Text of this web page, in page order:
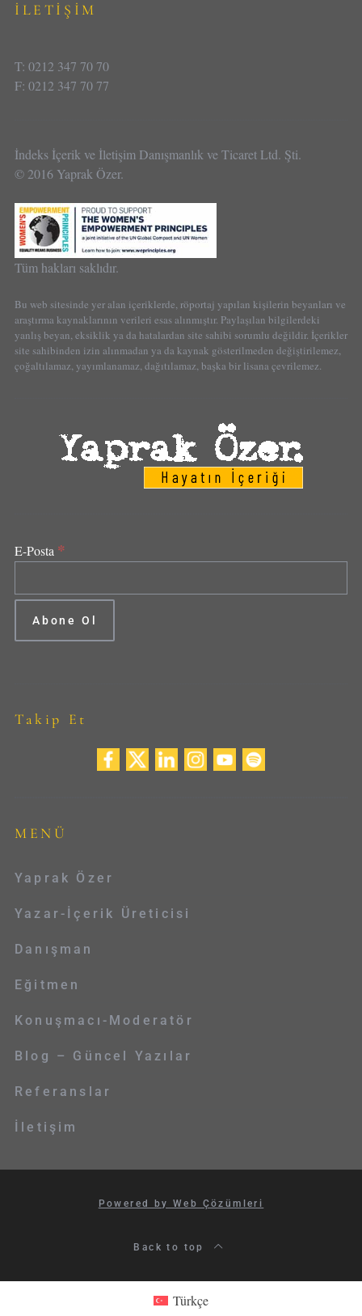
İLETİŞİM
T: 0212 347 70 70
F: 0212 347 70 77
İndeks İçerik ve İletişim Danışmanlık ve Ticaret Ltd. Şti.
© 2016 Yaprak Özer.
Tüm hakları saklıdır.
Bu web sitesinde yer alan içeriklerde, röportaj yapılan kişilerin beyanları ve
araştırma kaynaklarının verileri esas alınmıştır. Paylaşılan bilgilerdeki
yanlış beyan, eksiklik ya da hatalardan site sahibi sorumlu değildir. İçerikler
site sahibinden izin alınmadan ya da kaynak gösterilmeden değiştirilemez,
çoğaltılamaz, yayımlanamaz, dağıtılamaz, başka bir lisana çevrilemez.
E-Posta *
Takip Et
MENÜ
Yaprak Özer
Yazar-İçerik Üreticisi
Danışman
Eğitmen
Konuşmacı-Moderatör
Blog – Güncel Yazılar
Referanslar
İletişim
Powered by Web Çözümleri
Back to top
Türkçe